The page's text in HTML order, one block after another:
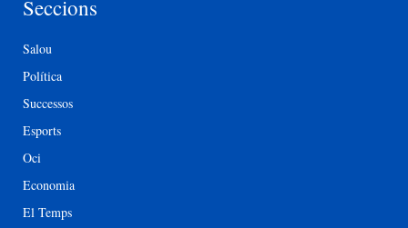
Seccions
Salou
Política
Successos
Esports
Oci
Economia
El Temps